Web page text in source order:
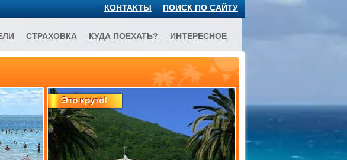
Это круто!
ПОИСК ПО САЙТУ
КОНТАКТЫ
СТРАХОВКА КУДА ПОЕХАТЬ? ИНТЕРЕСНОЕ